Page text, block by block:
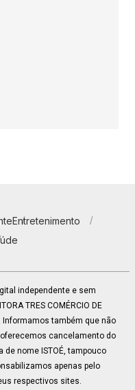
Entretenimento
independente e sem
TRES COMÉRCIO DE
Informamos também que não
cancelamento do
nome ISTOÉ, tampouco
apenas pelo
respectivos sites.